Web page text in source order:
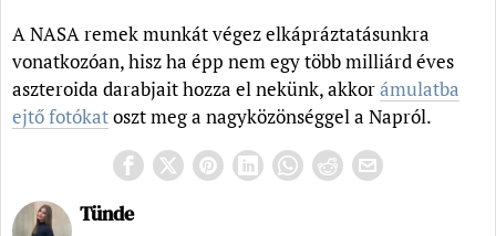
A NASA remek munkát végez elkápráztatásunkra
vonatkozóan, hisz ha épp nem egy több milliárd éves
aszteroida darabjait hozza el nekünk, akkorámulatba
ejtő fotókatoszt meg a nagyközönséggel a Napról.
Tünde